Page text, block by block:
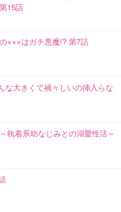
15話
×××はガチ悪魔!? 第7話
な大きくて禍々しいの挿入らな
執着系幼なじみとの溺愛性活～